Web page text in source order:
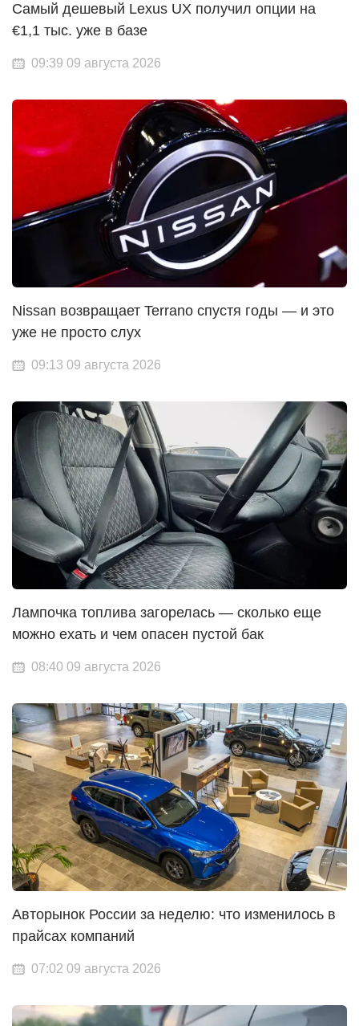
Самый дешевый Lexus UX получил опции на
€1,1 тыс. уже в базе
09:39 09 августа 2026
Nissan возвращает Terrano спустя годы — и это
уже не просто слух
09:13 09 августа 2026
Лампочка топлива загорелась — сколько еще
можно ехать и чем опасен пустой бак
08:40 09 августа 2026
Авторынок России за неделю: что изменилось в
прайсах компаний
07:02 09 августа 2026